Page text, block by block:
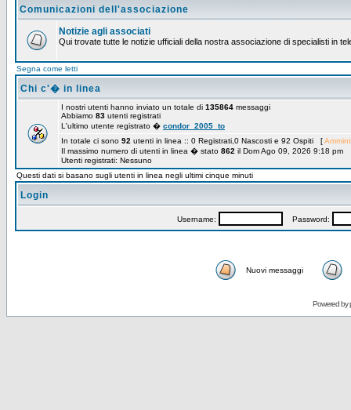
Comunicazioni dell'associazione
Notizie agli associati
Qui trovate tutte le notizie ufficiali della nostra associazione di specialisti in
Segna come letti
Chi c'� in linea
I nostri utenti hanno inviato un totale di 135864 messaggi
Abbiamo 83 utenti registrati
L'ultimo utente registrato � condor_2005_to
In totale ci sono 92 utenti in linea :: 0 Registrati,0 Nascosti e 92 Ospiti [
Il massimo numero di utenti in linea � stato 862 il Dom Ago 09, 2026 9:18 pm
Utenti registrati: Nessuno
Questi dati si basano sugli utenti in linea negli ultimi cinque minuti
Login
Username: Password:
Nuovi messaggi
Powered by